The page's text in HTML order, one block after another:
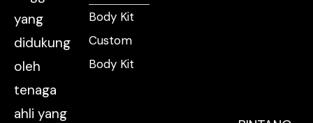
yang
didukung
oleh
tenaga
ahli yang
Body Kit
Custom
Body Kit